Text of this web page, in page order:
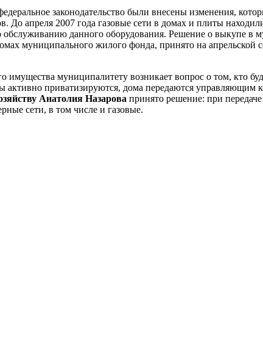
законодательство были внесены изменения,
До апреля 2007 года газовые сети в домах и плиты
обслуживанию данного оборудования. Решение о выкупе в
муниципального жилого фонда, принято на апрельской
имущества муниципалитету возникает вопрос о том, кто
активно приватизируются, дома передаются
Анатолия Назарова принято решение: при
сети, в том числе и газовые.